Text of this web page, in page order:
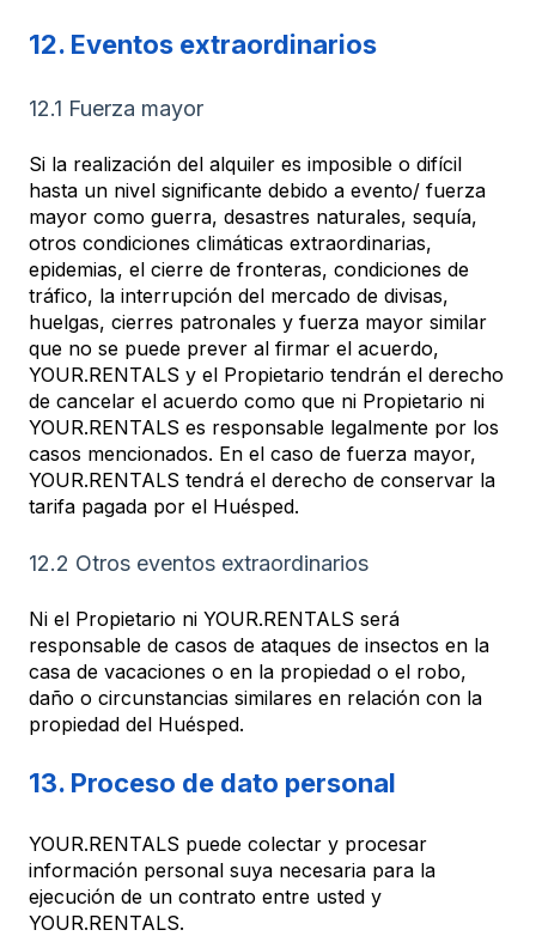
12. Eventos extraordinarios
12.1 Fuerza mayor
Si la realización del alquiler es imposible o difícil
hasta un nivel significante debido a evento/ fuerza
mayor como guerra, desastres naturales, sequía,
otros condiciones climáticas extraordinarias,
epidemias, el cierre de fronteras, condiciones de
tráfico, la interrupción del mercado de divisas,
huelgas, cierres patronales y fuerza mayor similar
que no se puede prever al firmar el acuerdo,
YOUR.RENTALS y el Propietario tendrán el derecho
de cancelar el acuerdo como que ni Propietario ni
YOUR.RENTALS es responsable legalmente por los
casos mencionados. En el caso de fuerza mayor,
YOUR.RENTALS tendrá el derecho de conservar la
tarifa pagada por el Huésped.
12.2 Otros eventos extraordinarios
Ni el Propietario ni YOUR.RENTALS será
responsable de casos de ataques de insectos en la
casa de vacaciones o en la propiedad o el robo,
daño o circunstancias similares en relación con la
propiedad del Huésped.
13. Proceso de dato personal
YOUR.RENTALS puede colectar y procesar
información personal suya necesaria para la
ejecución de un contrato entre usted y
YOUR.RENTALS.